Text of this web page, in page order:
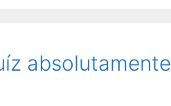
absolutamente